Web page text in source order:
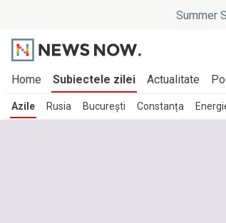
Summer
Home Subiectele zilei Actualitate
Azile Rusia București Constanța